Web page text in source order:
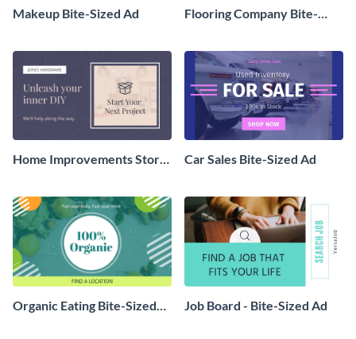
Makeup Bite-Sized Ad
Flooring Company Bite-
Home Improvements Store
Car Sales Bite-Sized Ad
Organic Eating Bite-Sized
Job Board - Bite-Sized Ad